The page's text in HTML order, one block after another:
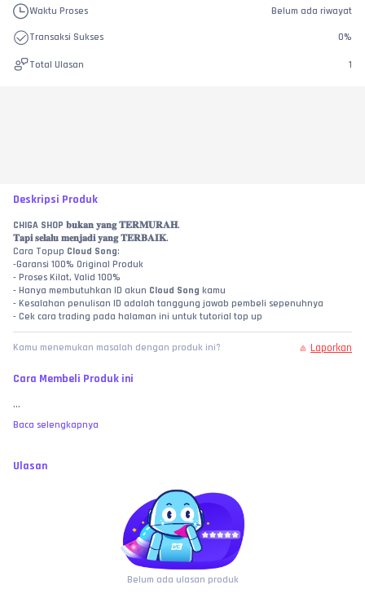
Waktu Proses Belum ada riwayat
Transaksi Sukses 0%
Total Ulasan 1
Deskripsi Produk
CHIGA SHOP 𝐛𝐮𝐤𝐚𝐧 𝐲𝐚𝐧𝐠 𝐓𝐄𝐑𝐌𝐔𝐑𝐀𝐇.
𝐓𝐚𝐩𝐢 𝐬𝐞𝐥𝐚𝐥𝐮 𝐦𝐞𝐧𝐣𝐚𝐝𝐢 𝐲𝐚𝐧𝐠 𝐓𝐄𝐑𝐁𝐀𝐈𝐊.
Cara Topup Cloud Song:
-Garansi 100% Original Produk
- Proses Kilat, Valid 100%
- Hanya membutuhkan ID akun Cloud Song kamu
- Kesalahan penulisan ID adalah tanggung jawab pembeli sepenuhnya
- Cek cara trading pada halaman ini untuk tutorial top up
Kamu menemukan masalah dengan produk ini? Laporkan
Cara Membeli Produk ini
...
Baca selengkapnya
Ulasan
Belum ada ulasan produk